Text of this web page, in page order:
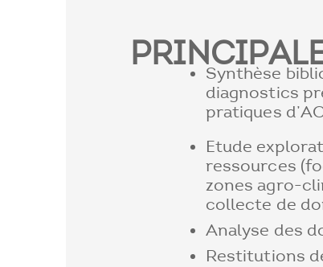
Synthèse
diagnostics
pratiques
Etude
ressources
zones agro-
collecte de
Analyse des
Restitutions